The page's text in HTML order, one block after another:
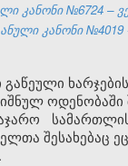
კანონი №6724 –
კანონი №4019
გაწეული
შესახებაც
.